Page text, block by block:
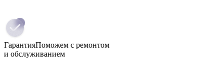
ГарантияПоможем с ремонтом
и обслуживанием